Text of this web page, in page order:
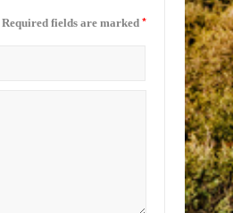
Required fields are marked *